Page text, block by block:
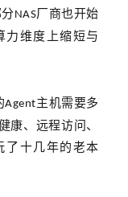
NAS厂商也开始
力维度上缩短与
Agent主机需要多
康、远程访问、
了十几年的老本